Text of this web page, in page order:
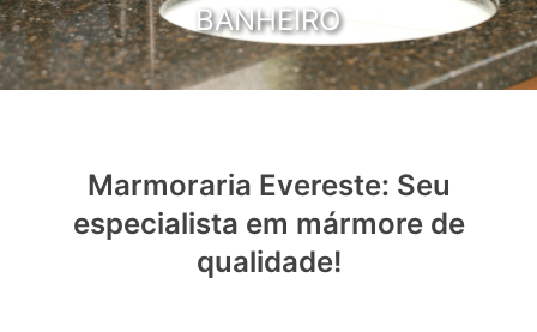
BANHEIRO
Marmoraria Evereste: Seu
especialista em mármore de
qualidade!